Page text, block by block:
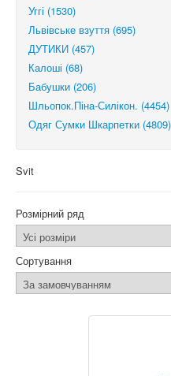
Уггі (1530)
Львівське взуття (695)
ДУТИКИ (457)
Калоші (68)
Бабушки (206)
Шльопок.Піна-Силікон. (4454)
Одяг Сумки Шкарпетки (4809)
Svit
Розмірний ряд
Сортування